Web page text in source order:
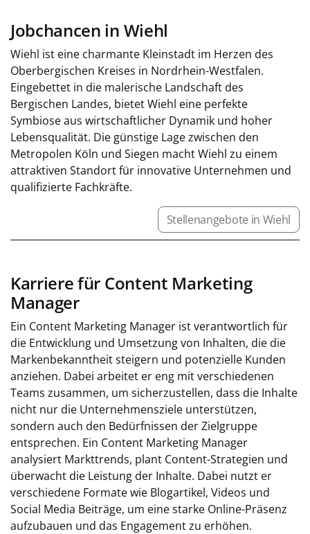
Jobchancen in Wiehl
Wiehl ist eine charmante Kleinstadt im Herzen des
Oberbergischen Kreises in Nordrhein-Westfalen.
Eingebettet in die malerische Landschaft des
Bergischen Landes, bietet Wiehl eine perfekte
Symbiose aus wirtschaftlicher Dynamik und hoher
Lebensqualität. Die günstige Lage zwischen den
Metropolen Köln und Siegen macht Wiehl zu einem
attraktiven Standort für innovative Unternehmen und
qualifizierte Fachkräfte.
Stellenangebote in Wiehl
Karriere für Content Marketing
Manager
Ein Content Marketing Manager ist verantwortlich für
die Entwicklung und Umsetzung von Inhalten, die die
Markenbekanntheit steigern und potenzielle Kunden
anziehen. Dabei arbeitet er eng mit verschiedenen
Teams zusammen, um sicherzustellen, dass die Inhalte
nicht nur die Unternehmensziele unterstützen,
sondern auch den Bedürfnissen der Zielgruppe
entsprechen. Ein Content Marketing Manager
analysiert Markttrends, plant Content-Strategien und
überwacht die Leistung der Inhalte. Dabei nutzt er
verschiedene Formate wie Blogartikel, Videos und
Social Media Beiträge, um eine starke Online-Präsenz
aufzubauen und das Engagement zu erhöhen.